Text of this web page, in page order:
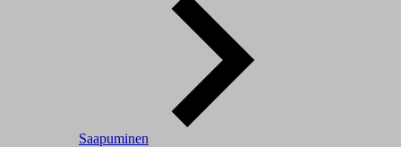
Saapuminen